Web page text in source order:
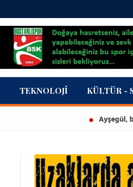
TEKNOLOJI KÜLTÜR -
Ayşegül, beyaz